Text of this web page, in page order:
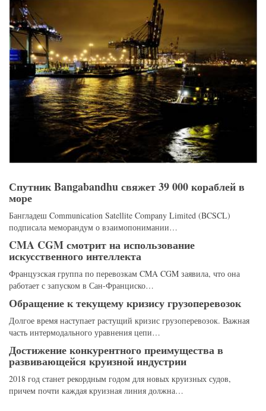
Спутник Bangabandhu свяжет 39 000 кораблей в
море
Бангладеш Communication Satellite Company Limited (BCSCL)
подписала меморандум о взаимопонимании…
CMA CGM смотрит на использование
искусственного интеллекта
Французская группа по перевозкам CMA CGM заявила, что она
работает с запуском в Сан-Франциско…
Обращение к текущему кризису грузоперевозок
Долгое время наступает растущий кризис грузоперевозок. Важная
часть интермодального уравнения цепи…
Достижение конкурентного преимущества в
развивающейся круизной индустрии
2018 год станет рекордным годом для новых круизных судов,
причем почти каждая круизная линия должна…